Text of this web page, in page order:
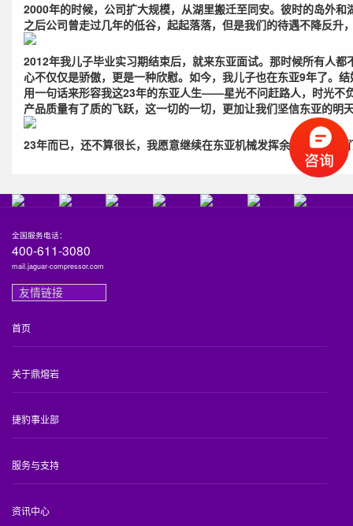
2000年的时候，公司扩大规模，从湖里搬迁至同安。彼时的岛外
之后公司曾走过几年的低谷，起起落落，但是我们的待遇不降反
2012年我儿子毕业实习期结束后，就来东亚面试。那时候所有人
心不仅仅是骄傲，更是一种欣慰。如今，我儿子也在东亚9年了。
用一句话来形容我这23年的东亚人生——星光不问赶路人，时光不
产品质量有了质的飞跃，这一切的一切，更加让我们坚信东亚的明
23年而已，还不算很长，我愿意继续在东亚机械发挥余热，祝福
全国服务电话：
400-611-3080
mail.jaguar-compressor.com
友情链接
首页
关于鼎熔岩
捷豹事业部
服务与支持
资讯中心